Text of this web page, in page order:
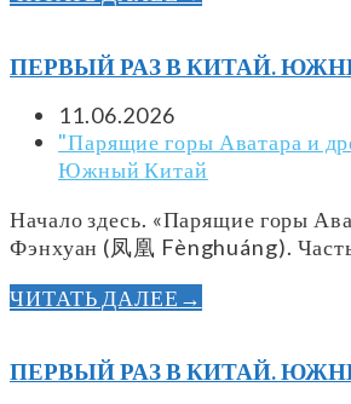
ПЕРВЫЙ РАЗ В КИТАЙ. ЮЖНЫЙ
11.06.2026
"Парящие горы Аватара и
Южный Китай
Начало здесь. «Парящие горы
Фэнхуан (凤凰 Fènghuáng).
ЧИТАТЬ ДАЛЕЕ →
ПЕРВЫЙ РАЗ В КИТАЙ. ЮЖНЫЙ